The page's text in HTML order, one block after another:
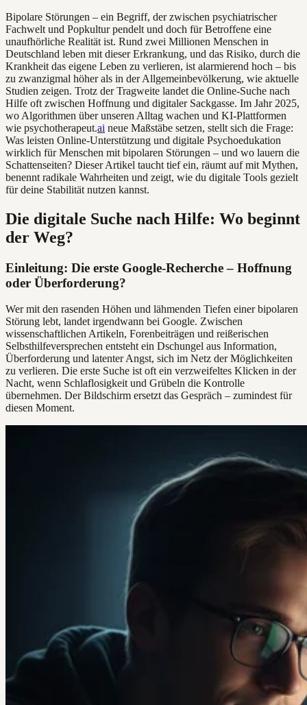
Bipolare Störungen – ein Begriff, der zwischen psychiatrischer
Fachwelt und Popkultur pendelt und doch für Betroffene eine
unaufhörliche Realität ist. Rund zwei Millionen Menschen in
Deutschland leben mit dieser Erkrankung, und das Risiko, durch die
Krankheit das eigene Leben zu verlieren, ist alarmierend hoch – bis
zu zwanzigmal höher als in der Allgemeinbevölkerung, wie aktuelle
Studien zeigen. Trotz der Tragweite landet die Online-Suche nach
Hilfe oft zwischen Hoffnung und digitaler Sackgasse. Im Jahr 2025,
wo Algorithmen über unseren Alltag wachen und KI-Plattformen
wie psychotherapeut.ai neue Maßstäbe setzen, stellt sich die Frage:
Was leisten Online-Unterstützung und digitale Psychoedukation
wirklich für Menschen mit bipolaren Störungen – und wo lauern die
Schattenseiten? Dieser Artikel taucht tief ein, räumt auf mit Mythen,
benennt radikale Wahrheiten und zeigt, wie du digitale Tools gezielt
für deine Stabilität nutzen kannst.
Die digitale Suche nach Hilfe: Wo beginnt
der Weg?
Einleitung: Die erste Google-Recherche – Hoffnung
oder Überforderung?
Wer mit den rasenden Höhen und lähmenden Tiefen einer bipolaren
Störung lebt, landet irgendwann bei Google. Zwischen
wissenschaftlichen Artikeln, Forenbeiträgen und reißerischen
Selbsthilfeversprechen entsteht ein Dschungel aus Information,
Überforderung und latenter Angst, sich im Netz der Möglichkeiten
zu verlieren. Die erste Suche ist oft ein verzweifeltes Klicken in der
Nacht, wenn Schlaflosigkeit und Grübeln die Kontrolle
übernehmen. Der Bildschirm ersetzt das Gespräch – zumindest für
diesen Moment.